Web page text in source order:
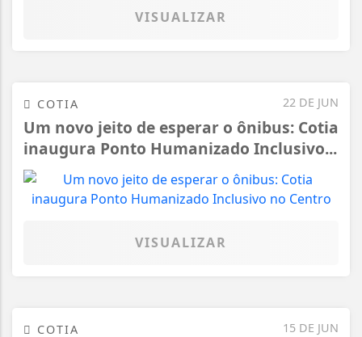
VISUALIZAR
22 DE JUN
COTIA
Um novo jeito de esperar o ônibus: Cotia
inaugura Ponto Humanizado Inclusivo...
VISUALIZAR
15 DE JUN
COTIA